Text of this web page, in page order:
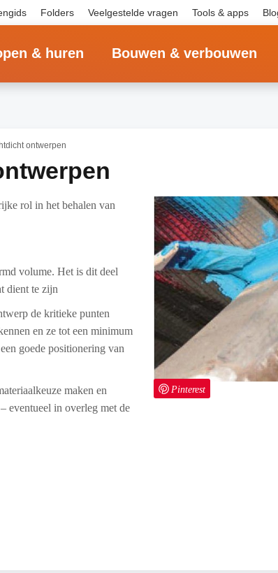
Folders Veelgestelde vragen Tools & apps
& huren Bouwen & verbouwen
ontwerpen
Pinterest
rol in het behalen van
volume. Het is dit deel
dient te zijn
de kritieke punten
en ze tot een minimum
goede positionering van
maken en
eventueel in overleg met de